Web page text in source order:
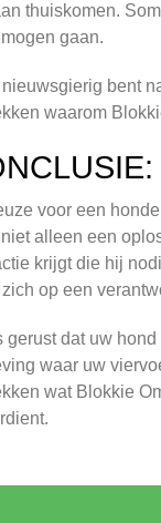
thuiskomen.
gaan.
bent
waarom
voor een
alleen een
krijgt die hij
zich op een
gerust dat uw
waar uw
wat Blokkie